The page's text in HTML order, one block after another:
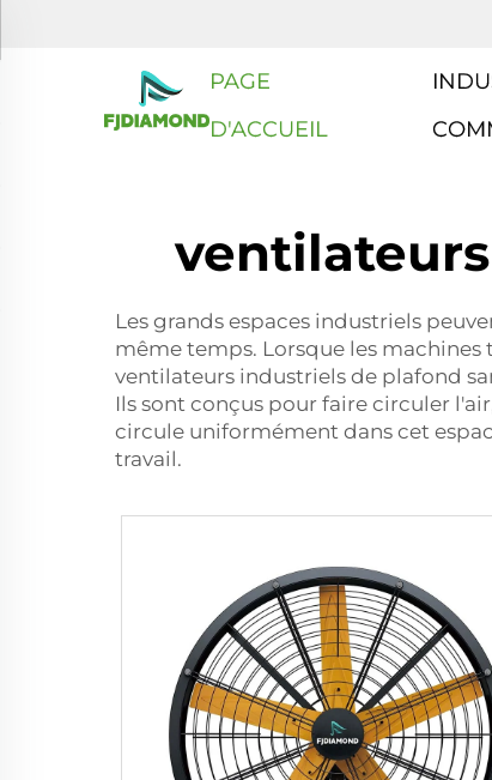
PAGE
D'ACCUEIL
Les grands espaces industriels
même temps. Lorsque les
ventilateurs industriels de plafond
Ils sont conçus pour faire circuler
circule uniformément dans cet
travail.